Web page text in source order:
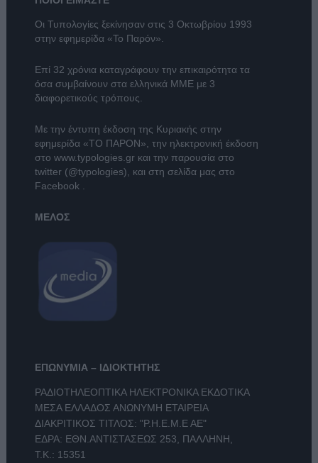
Οι Τυπολογίες ξεκίνησαν στις 3 Οκτωβρίου 1993
στην εφημερίδα «Το Παρόν».
Επί 32 χρόνια καταγράφουν την επικαιρότητα τα
όσα συμβαίνουν στα ελληνικά ΜΜΕ με 3
διαφορετικούς τρόπους.
Με την έντυπη έκδοση της Κυριακής στην
εφημερίδα «ΤΟ ΠΑΡΟΝ», την ηλεκτρονική έκδοση
στο www.typologies.grκαι την παρουσία στο
twitter (@typologies), και στη σελίδα μας στο
Facebook .
ΜΕΛΟΣ
ΕΠΩΝΥΜΙΑ – ΙΔΙΟΚΤΗΤΗΣ
ΡΑΔΙΟΤΗΛΕΟΠΤΙΚΑ ΗΛΕΚΤΡΟΝΙΚΑ ΕΚΔΟΤΙΚΑ
ΜΕΣΑ ΕΛΛΑΔΟΣ ΑΝΩΝΥΜΗ ΕΤΑΙΡΕΙΑ
ΔΙΑΚΡΙΤΙΚΟΣ ΤΙΤΛΟΣ: "Ρ.Η.Ε.Μ.Ε ΑΕ"
ΕΔΡΑ: ΕΘΝ.ΑΝΤΙΣΤΑΣΕΩΣ 253, ΠΑΛΛΗΝΗ,
Τ.Κ.: 15351